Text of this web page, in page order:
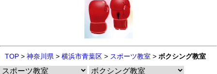
TOP > 神奈川県 > 横浜市青葉区 > スポーツ教室 > ボクシング教室